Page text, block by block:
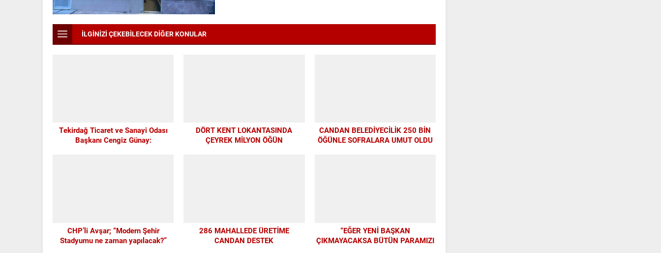
İLGİNİZİ ÇEKEBİLECEK DİĞER KONULAR
Tekirdağ Ticaret ve Sanayi Odası
Başkanı Cengiz Günay:
DÖRT KENT LOKANTASINDA
ÇEYREK MİLYON ÖĞÜN
CANDAN BELEDİYECİLİK 250 BİN
ÖĞÜNLE SOFRALARA UMUT OLDU
CHP’li Avşar; “Modern Şehir
Stadyumu ne zaman yapılacak?”
286 MAHALLEDE ÜRETİME
CANDAN DESTEK
“EĞER YENİ BAŞKAN
ÇIKMAYACAKSA BÜTÜN PARAMIZI